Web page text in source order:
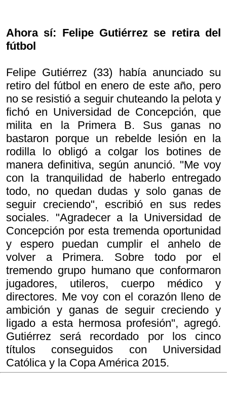
Ahora sí: Felipe Gutiérrez se retira del
fútbol
Felipe Gutiérrez (33) había anunciado su
retiro del fútbol en enero de este año, pero
no se resistió a seguir chuteando la pelota y
fichó en Universidad de Concepción, que
milita en la Primera B. Sus ganas no
bastaron porque un rebelde lesión en la
rodilla lo obligó a colgar los botines de
manera definitiva, según anunció. "Me voy
con la tranquilidad de haberlo entregado
todo, no quedan dudas y solo ganas de
seguir creciendo", escribió en sus redes
sociales. "Agradecer a la Universidad de
Concepción por esta tremenda oportunidad
y espero puedan cumplir el anhelo de
volver a Primera. Sobre todo por el
tremendo grupo humano que conformaron
jugadores, utileros, cuerpo médico y
directores. Me voy con el corazón lleno de
ambición y ganas de seguir creciendo y
ligado a esta hermosa profesión", agregó.
Gutiérrez será recordado por los cinco
títulos conseguidos con Universidad
Católica y la Copa América 2015.